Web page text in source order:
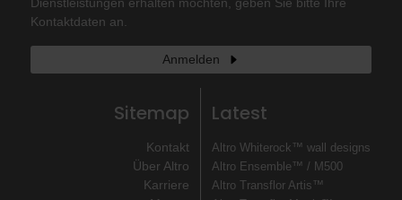
Kontaktdaten an.
Anmelden
Sitemap
Kontakt
Über Altro
Karriere
Latest
Altro Whiterock™ wall designs
Altro Ensemble™ / M500
Altro Transflor Artis™